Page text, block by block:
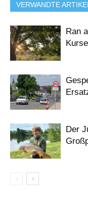
VERWANDTE ARTIKEL
Ran
Der